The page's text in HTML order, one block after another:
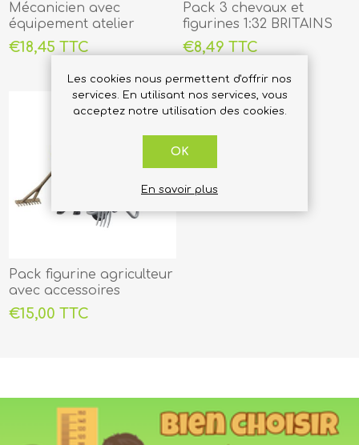
Mécanicien avec
équipement atelier
Bruder 1:16
€18,45 TTC
Pack 3 chevaux et
figurines 1:32 BRITAINS
€8,49 TTC
Pack figurine agriculteur
avec accessoires
€15,00 TTC
Les cookies nous permettent d'offrir nos
services. En utilisant nos services, vous
acceptez notre utilisation des cookies.
OK
En savoir plus